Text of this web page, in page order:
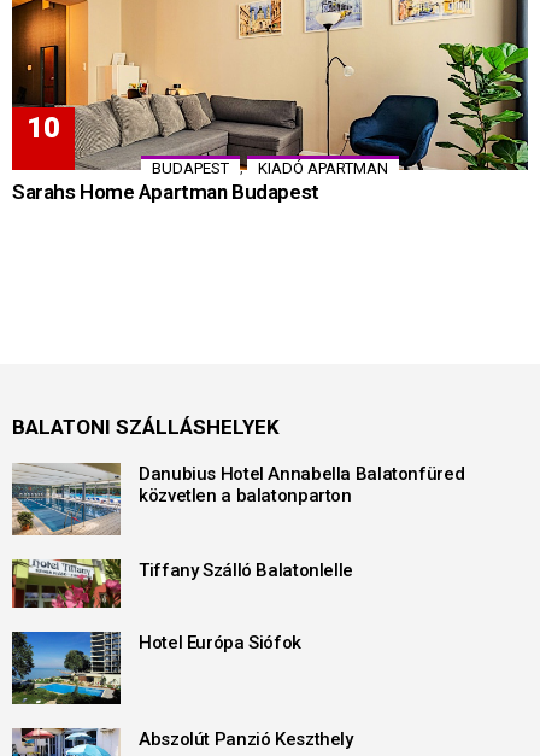
BUDAPEST , KIADÓ APARTMAN
Sarahs Home Apartman Budapest
BALATONI SZÁLLÁSHELYEK
Danubius Hotel Annabella Balatonfüred
közvetlen a balatonparton
Tiffany Szálló Balatonlelle
Hotel Európa Siófok
Abszolút Panzió Keszthely